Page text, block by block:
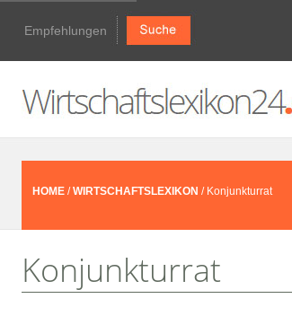
Empfehlungen
HOME /WIRTSCHAFTSLEXIKON / Konjunkturrat
Konjunkturrat